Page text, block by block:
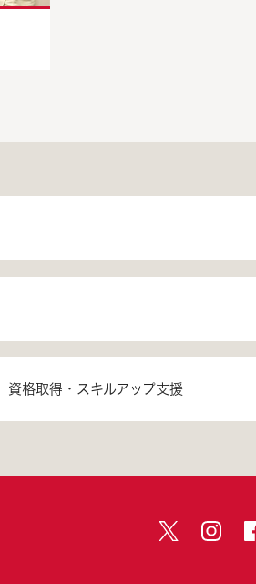
資格取得・スキルアップ支援